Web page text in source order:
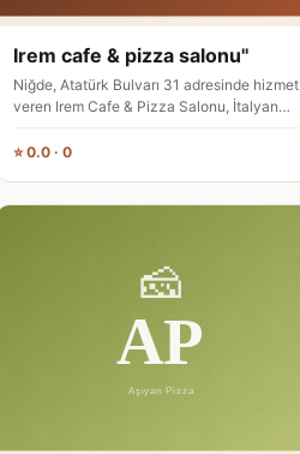
Irem cafe & pizza salonu''
Niğde, Atatürk Bulvarı 31 adresinde hizmet
veren Irem Cafe & Pizza Salonu, İtalyan
mutfağı odaklı bir restoran…
⭐ 0.0 · 0